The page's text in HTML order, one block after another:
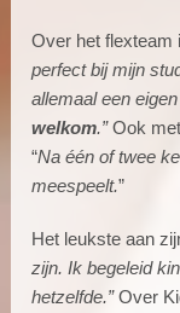
Over het flexteam
perfect bij mijn
allemaal een
welkom.”Ook met
“Na één of twee
meespeelt.”
Het leukste aan
zijn. Ik begeleid
hetzelfde.”Over